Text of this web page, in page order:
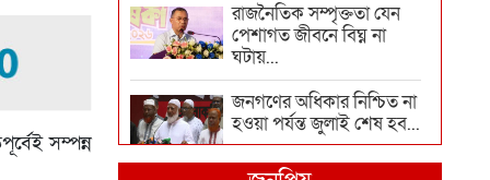
সম্পন্ন
রাজনৈতিক সম্পৃক্ততা যেন
পেশাগত জীবনে বিঘ্ন না
ঘটায়...
জনগণের অধিকার নিশ্চিত না
হওয়া পর্যন্ত জুলাই শেষ হব...